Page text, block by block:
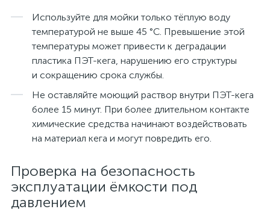
Используйте для мойки только тёплую воду
температурой не выше 45 °C. Превышение этой
температуры может привести к деградации
пластика ПЭТ-кега, нарушению его структуры
и сокращению срока службы.
Не оставляйте моющий раствор внутри ПЭТ-кега
более 15 минут. При более длительном контакте
химические средства начинают воздействовать
на материал кега и могут повредить его.
Проверка на безопасность
эксплуатации ёмкости под
давлением